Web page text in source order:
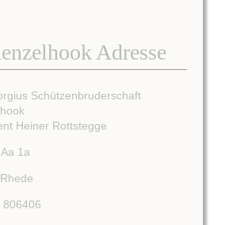
Adresse
Schützenbruderschaft
Heiner Rottstegge
1a
806406